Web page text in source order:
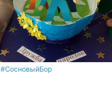
#СосновыйБор